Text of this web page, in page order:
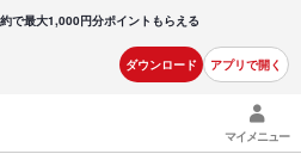
で最大1,000円分ポイントもらえる
ダウンロード アプリで開く
マイメニュー